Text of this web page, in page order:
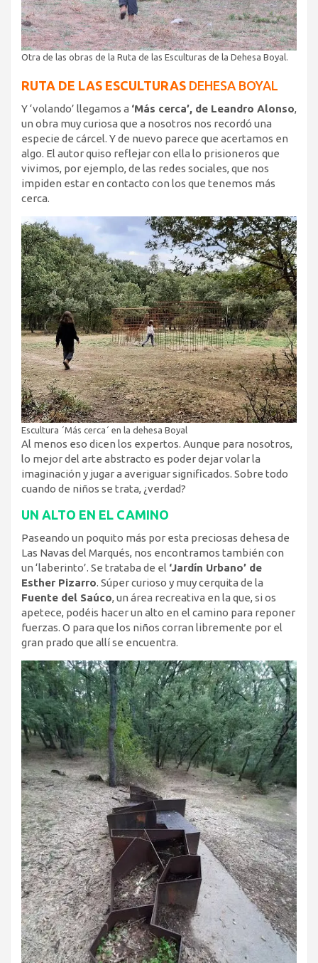
Otra de las obras de la Ruta de las Esculturas de la Dehesa Boyal.
RUTA DE LAS ESCULTURAS DEHESA BOYAL
Y ‘volando’ llegamos a ‘Más cerca’, de Leandro Alonso,
un obra muy curiosa que a nosotros nos recordó una
especie de cárcel. Y de nuevo parece que acertamos en
algo. El autor quiso reflejar con ella lo prisioneros que
vivimos, por ejemplo, de las redes sociales, que nos
impiden estar en contacto con los que tenemos más
cerca.
Escultura ´Más cerca´ en la dehesa Boyal
Al menos eso dicen los expertos. Aunque para nosotros,
lo mejor del arte abstracto es poder dejar volar la
imaginación y jugar a averiguar significados. Sobre todo
cuando de niños se trata, ¿verdad?
UN ALTO EN EL CAMINO
Paseando un poquito más por esta preciosas dehesa de
Las Navas del Marqués, nos encontramos también con
un ‘laberinto’. Se trataba de el ‘Jardín Urbano’ de
Esther Pizarro. Súper curioso y muy cerquita de la
Fuente del Saúco, un área recreativa en la que, si os
apetece, podéis hacer un alto en el camino para reponer
fuerzas. O para que los niños corran libremente por el
gran prado que allí se encuentra.